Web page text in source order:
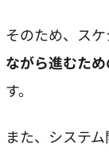
そのため、ス
ながら進むた
す。
また、システ